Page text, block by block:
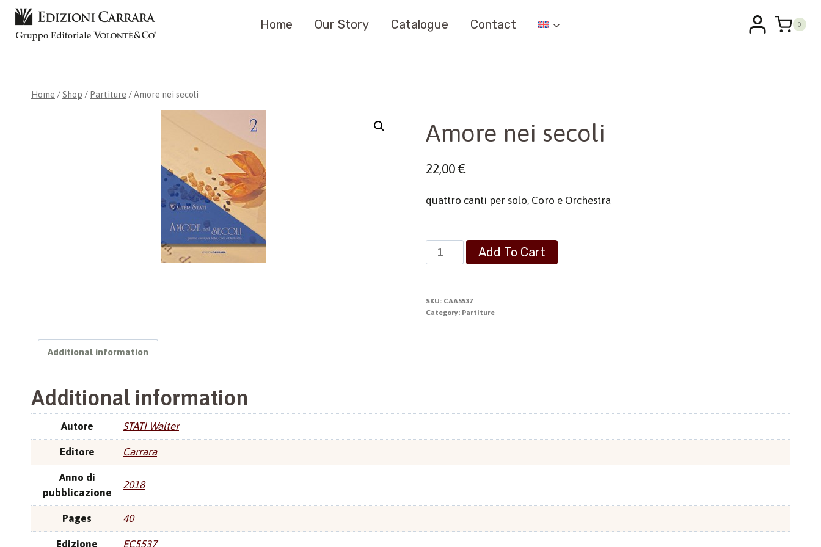
Skip
content
Home Our Story Catalogue Contact 0
Home / Shop / Partiture /Amore nei secoli
Amore nei secoli
22,00€
quattro canti per solo, Coro e Orchestra
Amore
nei
quantity
Add To Cart
SKU: CAA5537
Category: Partiture
Additional information
Additional information
Autore STATI Walter
Editore Carrara
Anno di
pubblicazione
2018
Pages 40
Edizione EC5537